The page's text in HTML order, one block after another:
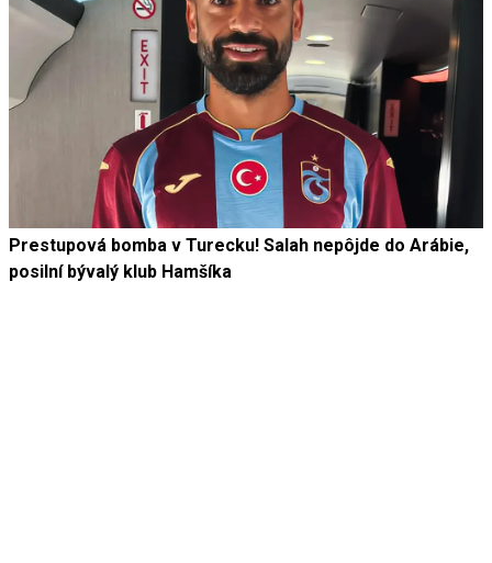
Prestupová bomba v Turecku! Salah nepôjde do Arábie,
posilní bývalý klub Hamšíka